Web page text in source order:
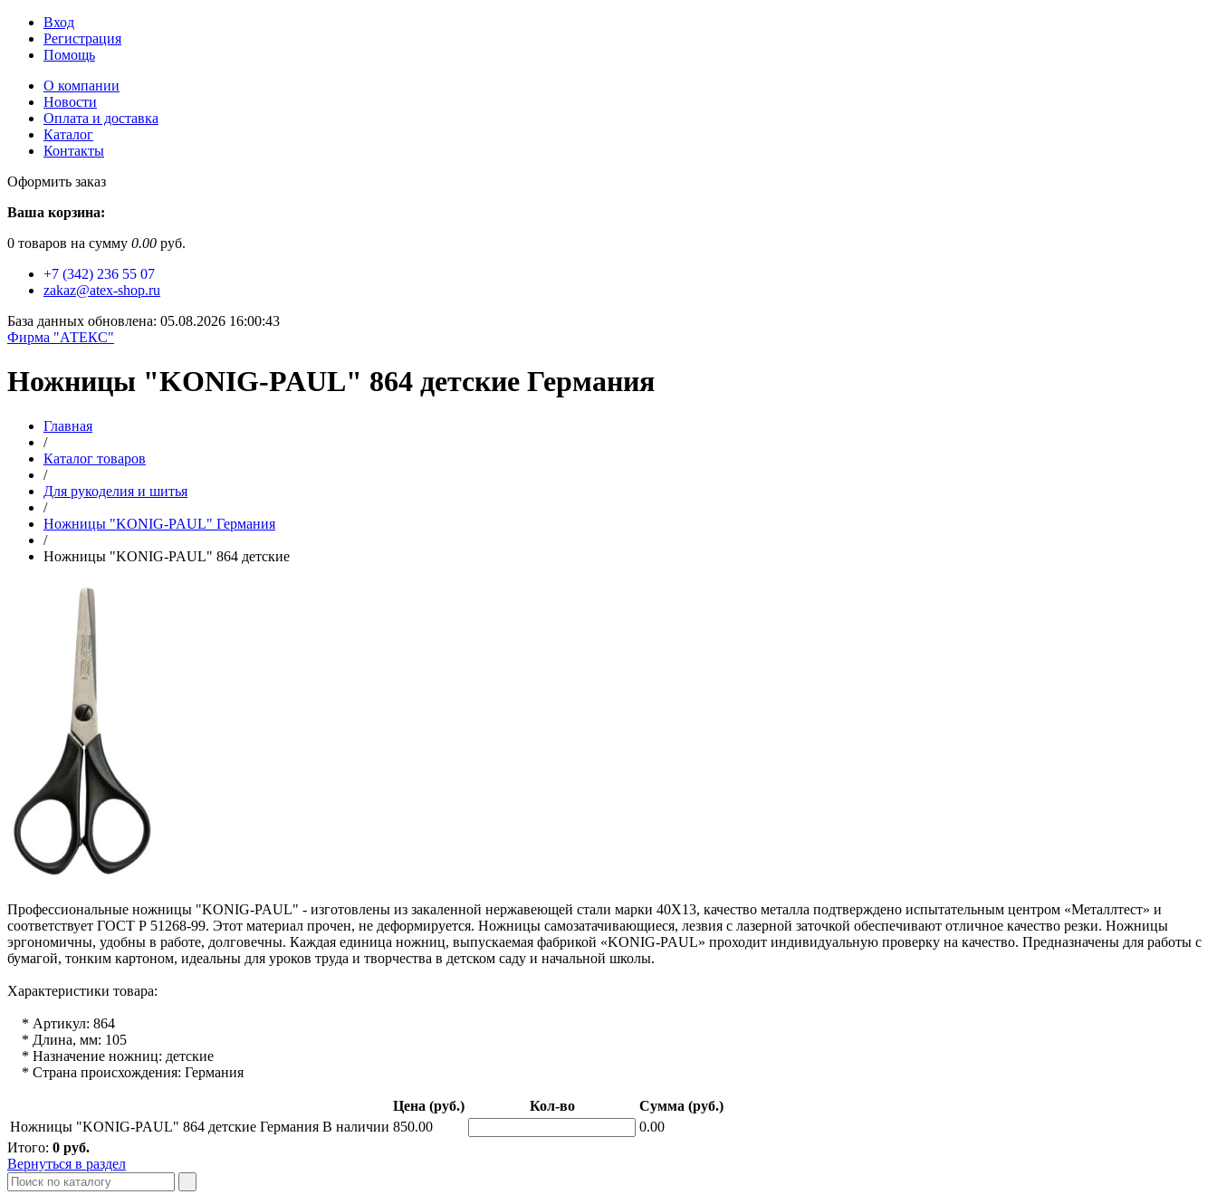
Вход
Регистрация
Помощь
О компании
Новости
Оплата и доставка
Каталог
Контакты
Оформить заказ
Ваша корзина:
0 товаров на сумму 0.00 руб.
+7 (342) 236 55 07
zakaz@atex-shop.ru
База данных обновлена: 05.08.2026 16:00:43
Фирма "АТЕКС"
Ножницы "KONIG-PAUL" 864 детские Германия
Главная
/
Каталог товаров
/
Для рукоделия и шитья
/
Ножницы "KONIG-PAUL" Германия
/
Ножницы "KONIG-PAUL" 864 детские
Профессиональные ножницы "KONIG-PAUL" - изготовлены из закаленной нержавеющей стали марки 40Х13, качество металла подтверждено испытательным центром «Металлтест» и
соответствует ГОСТ Р 51268-99. Этот материал прочен, не деформируется. Ножницы самозатачивающиеся, лезвия с лазерной заточкой обеспечивают отличное качество резки. Ножницы
эргономичны, удобны в работе, долговечны. Каждая единица ножниц, выпускаемая фабрикой «KONIG-PAUL» проходит индивидуальную проверку на качество. Предназначены для работы с
бумагой, тонким картоном, идеальны для уроков труда и творчества в детском саду и начальной школы.
Характеристики товара:
* Артикул: 864
* Длина, мм: 105
* Назначение ножниц: детские
* Страна происхождения: Германия
Цена (руб.) Кол-во
Сумма (руб.)
Ножницы "KONIG-PAUL" 864 детские Германия В наличии 850.00
0.00
Итого: 0 руб.
Вернуться в раздел